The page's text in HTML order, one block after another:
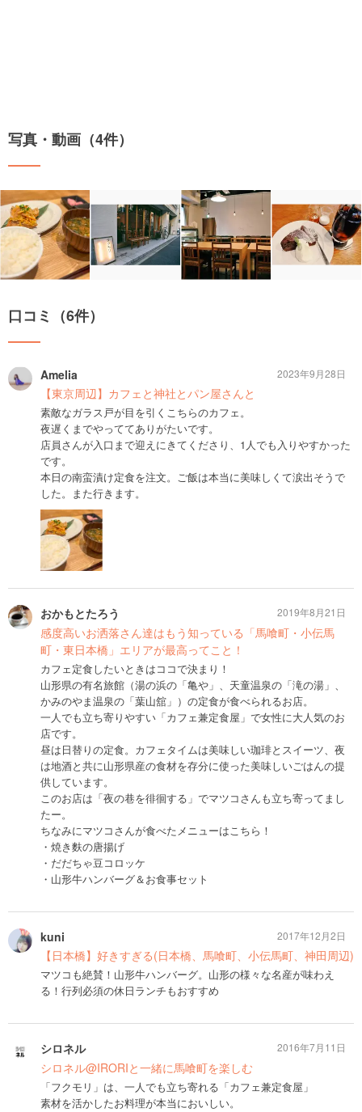
写真・動画（4件）
口コミ（6件）
Amelia
【東京周辺】カフェと神社とパン屋さんと
素敵なガラス戸が目を引くこちらのカフェ。
夜遅くまでやっててありがたいです。
店員さんが入口まで迎えにきてくださり、1人でも入りやすかった
です。
本日の南蛮漬け定食を注文。ご飯は本当に美味しくて涙出そうで
した。また行きます。
2023年9月28日
おかもとたろう
感度高いお洒落さん達はもう知っている「馬喰町・小伝馬
町・東日本橋」エリアが最高ってこと！
カフェ定食したいときはココで決まり！
山形県の有名旅館（湯の浜の「亀や」、天童温泉の「滝の湯」、
かみのやま温泉の「葉山舘」）の定食が食べられるお店。
一人でも立ち寄りやすい「カフェ兼定食屋」で女性に大人気のお
店です。
昼は日替りの定食。カフェタイムは美味しい珈琲とスイーツ、夜
は地酒と共に山形県産の食材を存分に使った美味しいごはんの提
供しています。
このお店は「夜の巷を徘徊する」でマツコさんも立ち寄ってまし
たー。
ちなみにマツコさんが食べたメニューはこちら！
・焼き麩の唐揚げ
・だだちゃ豆コロッケ
・山形牛ハンバーグ＆お食事セット
2019年8月21日
kuni
【日本橋】好きすぎる(日本橋、馬喰町、小伝馬町、神田周辺)
マツコも絶賛！山形牛ハンバーグ。山形の様々な名産が味わえ
る！行列必須の休日ランチもおすすめ
2017年12月2日
シロネル
シロネル@IRORIと一緒に馬喰町を楽しむ
「フクモリ」は、一人でも立ち寄れる「カフェ兼定食屋」
素材を活かしたお料理が本当においしい。
2016年7月11日